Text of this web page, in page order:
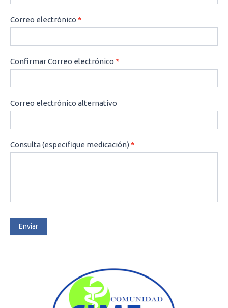
Correo electrónico *
Confirmar Correo electrónico *
Correo electrónico alternativo
Consulta (especifique medicación)*
Enviar